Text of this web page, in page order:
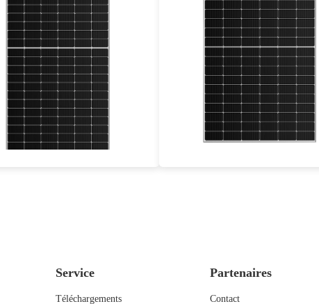
545-565W
Eff max : 21.87%
Garantie d'alimentation de 25 ans
485-510W
Eff max : 21.48%
Garantie d'alimentation de 25 ans
Service
Téléchargements
Partenaires
Contact